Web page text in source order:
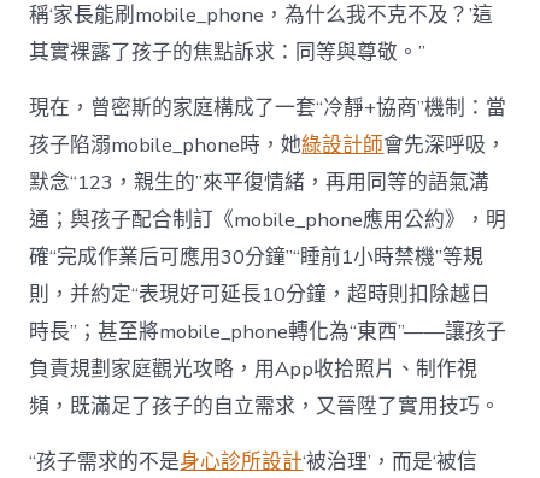
稱‘家長能刷mobile_phone，為什么我不克不及？’這
其實裸露了孩子的焦點訴求：同等與尊敬。”
現在，曾密斯的家庭構成了一套“冷靜+協商”機制：當
孩子陷溺mobile_phone時，她綠設計師會先深呼吸，
默念“123，親生的”來平復情緒，再用同等的語氣溝
通；與孩子配合制訂《mobile_phone應用公約》，明
確“完成作業后可應用30分鐘”“睡前1小時禁機”等規
則，并約定“表現好可延長10分鐘，超時則扣除越日
時長”；甚至將mobile_phone轉化為“東西”——讓孩子
負責規劃家庭觀光攻略，用App收拾照片、制作視
頻，既滿足了孩子的自立需求，又晉陞了實用技巧。
“孩子需求的不是身心診所設計‘被治理’，而是‘被信